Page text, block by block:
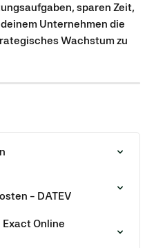
sparen Zeit,
Unternehmen die
Wachstum zu
- DATEV
Exact Online